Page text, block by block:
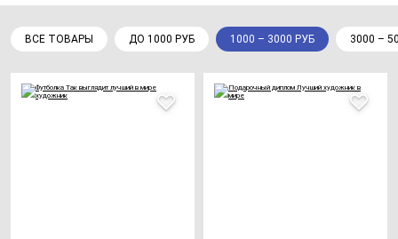
ВСЕ ТОВАРЫ ДО 1000 РУБ 1000 – 3000 РУБ 3000 –